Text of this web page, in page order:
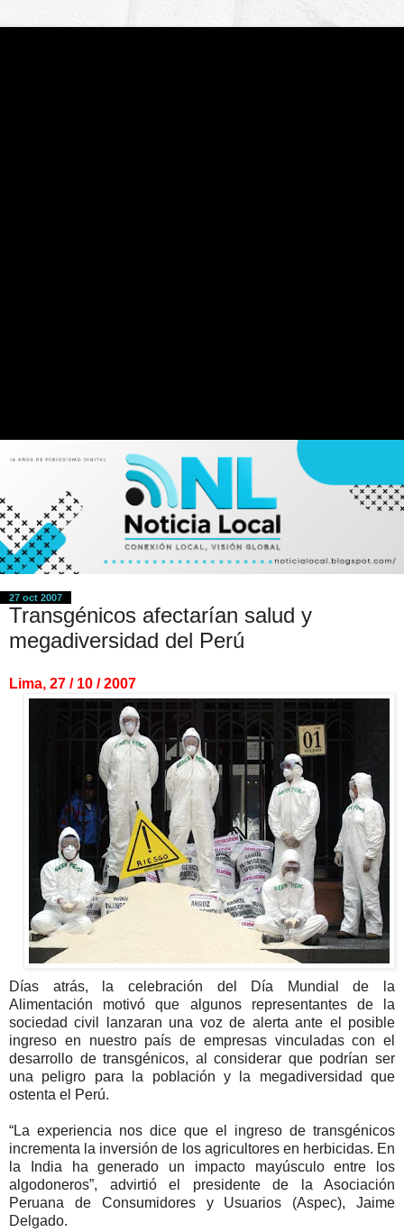
27 oct 2007
Transgénicos afectarían salud y
megadiversidad del Perú
Lima, 27 / 10 / 2007
Días atrás, la celebración del Día Mundial de la
Alimentación motivó que algunos representantes de la
sociedad civil lanzaran una voz de alerta ante el posible
ingreso en nuestro país de empresas vinculadas con el
desarrollo de transgénicos, al considerar que podrían ser
una peligro para la población y la megadiversidad que
ostenta el Perú.
“La experiencia nos dice que el ingreso de transgénicos
incrementa la inversión de los agricultores en herbicidas. En
la India ha generado un impacto mayúsculo entre los
algodoneros”, advirtió el presidente de la Asociación
Peruana de Consumidores y Usuarios (Aspec), Jaime
Delgado.